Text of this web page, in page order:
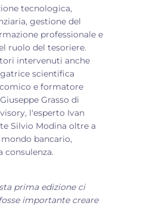
tecnologica,
gestione del
professionale e
ruolo del tesoriere.
intervenuti anche
scientifica
e formatore
Grasso di
l'esperto Ivan
Silvio Modina oltre a
bancario,
consulenza.
prima edizione ci
importante creare